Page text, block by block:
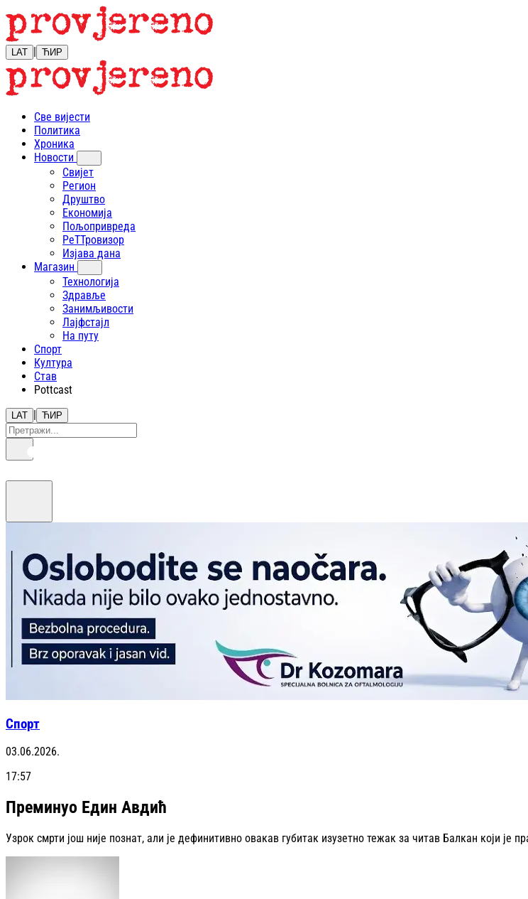
LAT | ЋИР
Све вијести
Политика
Хроника
Новости
Свијет
Регион
Друштво
Економија
Пољопривреда
РеТТровизор
Изјава дана
Магазин
Технологија
Здравље
Занимљивости
Лајфстajл
На путу
Спорт
Култура
Став
Pottcast
LAT | ЋИР
Спорт
03.06.2026.
17:57
Преминуо Един Авдић
Узрок смрти још није познат, али је дефинитивно овакав губитак изузетно тежак за читав Балкан који је